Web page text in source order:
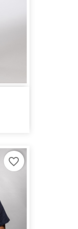
favorite_border